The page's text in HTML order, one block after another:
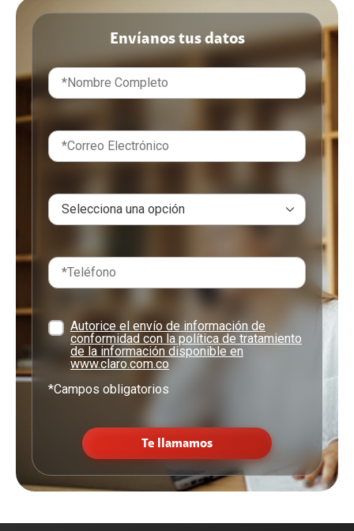
Envíanos tus datos
Autorice el envío de información de
conformidad con la política de tratamiento
de la información disponible en
www.claro.com.co
*Campos obligatorios
Te llamamos